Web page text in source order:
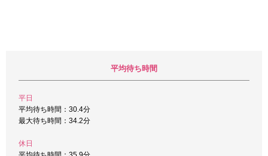
平均待ち時間
平日
平均待ち時間：30.4分
最大待ち時間：34.2分
休日